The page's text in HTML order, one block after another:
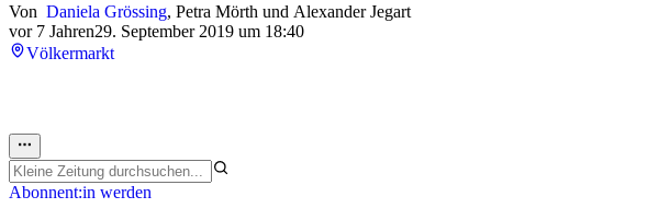
Von Daniela Grössing, Petra Mörth und Alexander Jegart
vor 7 Jahren29. September 2019 um 18:40
Völkermarkt
Abonnent:in werden